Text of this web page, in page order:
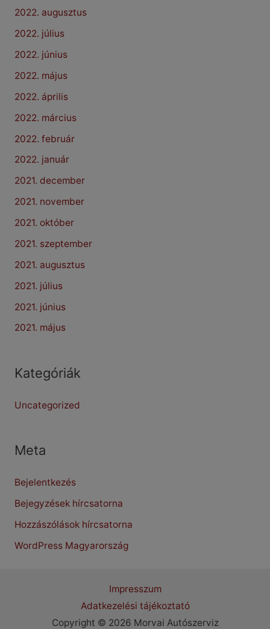
2022. augusztus
2022. július
2022. június
2022. május
2022. április
2022. március
2022. február
2022. január
2021. december
2021. november
2021. október
2021. szeptember
2021. augusztus
2021. július
2021. június
2021. május
Kategóriák
Uncategorized
Meta
Bejelentkezés
Bejegyzések hírcsatorna
Hozzászólások hírcsatorna
WordPress Magyarország
Impresszum
Adatkezelési tájékoztató
Copyright © 2026 Morvai Autószerviz